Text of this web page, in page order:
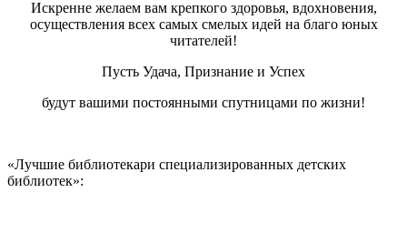
Искренне желаем вам крепкого здоровья, вдохновения,
осуществления всех самых смелых идей на благо юных
читателей!
Пусть Удача, Признание и Успех
будут вашими постоянными спутницами по жизни!
«Лучшие библиотекари специализированных детских
библиотек»: